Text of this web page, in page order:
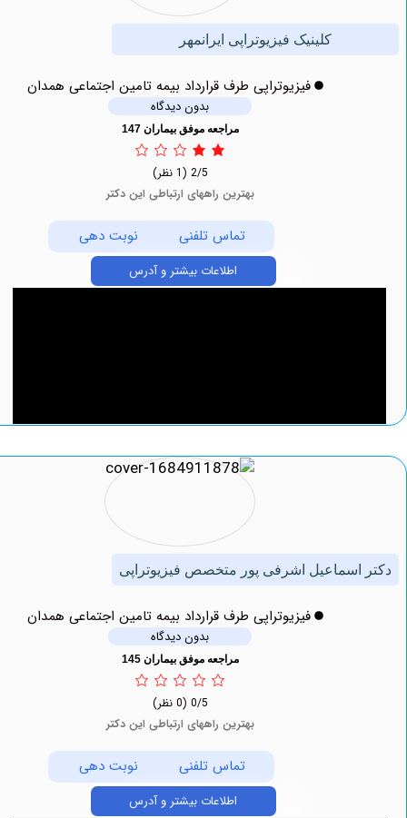
کلینیک فیزیوتراپی ایرانمهر
فیزیوتراپی طرف قرارداد بیمه تامین اجتماعی همدان
بدون دیدگاه
مراجعه موفق بیماران 147
بهترین راههای ارتباطی این دکتر
تماس تلفنی نوبت دهی
اطلاعات بیشتر و آدرس
اشرفی پور متخصص فیزیوتراپی
فیزیوتراپی طرف قرارداد بیمه تامین اجتماعی همدان
بدون دیدگاه
مراجعه موفق بیماران 145
بهترین راههای ارتباطی این دکتر
تماس تلفنی نوبت دهی
اطلاعات بیشتر و آدرس